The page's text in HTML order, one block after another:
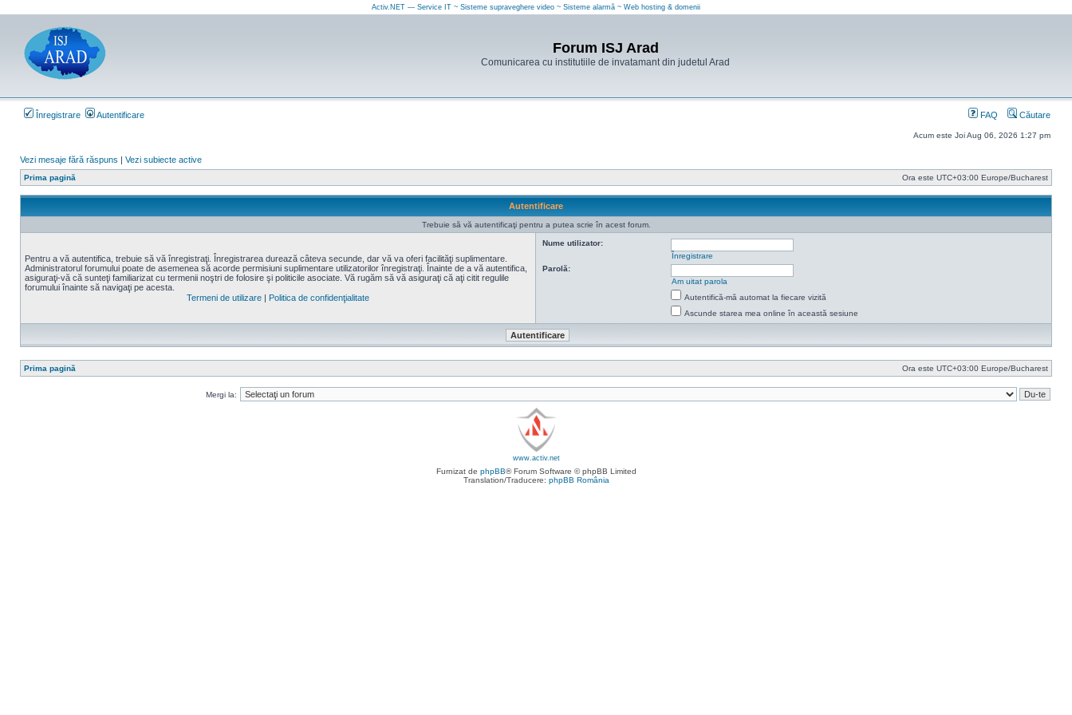
Activ.NET — Service IT ~ Sisteme supraveghere video ~ Sisteme alarmă ~ Web hosting & domenii
Forum ISJ Arad
Comunicarea cu institutiile de invatamant din judetul Arad
Înregistrare Autentificare FAQ Căutare
Acum este Joi Aug 06, 2026 1:27 pm
Vezi mesaje fără răspuns | Vezi subiecte active
Prima pagină Ora este UTC+03:00 Europe/Bucharest
Autentificare
Trebuie să vă autentificaţi pentru a putea scrie în acest forum.
Pentru a vă autentifica, trebuie să vă înregistraţi. Înregistrarea durează câteva secunde, dar vă va oferi facilităţi suplimentare.
Administratorul forumului poate de asemenea să acorde permisiuni suplimentare utilizatorilor înregistraţi. Înainte de a vă autentifica,
asiguraţi-vă că sunteţi familiarizat cu termenii noştri de folosire şi politicile asociate. Vă rugăm să vă asiguraţi că aţi citit regulile
forumului înainte să navigaţi pe acesta.
Termeni de utilizare | Politica de confidenţialitate
Nume utilizator:
Înregistrare
Parolă:
Am uitat parola
Autentifică-mă automat la fiecare vizită
Ascunde starea mea online în această sesiune
Prima pagină Ora este UTC+03:00 Europe/Bucharest
Mergi la:
www.activ.net
Furnizat de phpBB® Forum Software © phpBB Limited
Translation/Traducere: phpBB România